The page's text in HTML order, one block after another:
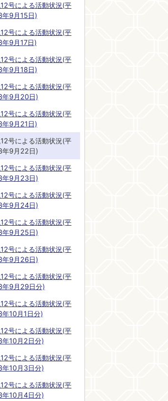
号による活動状況(平
年9月15日)
号による活動状況(平
年9月17日)
号による活動状況(平
年9月18日)
号による活動状況(平
年9月20日)
号による活動状況(平
年9月21日)
号による活動状況(平
年9月22日)
号による活動状況(平
年9月23日)
号による活動状況(平
年9月24日)
号による活動状況(平
年9月25日)
号による活動状況(平
年9月26日)
号による活動状況(平
年9月29日分)
号による活動状況(平
年10月1日分)
号による活動状況(平
年10月2日分)
号による活動状況(平
年10月3日分)
号による活動状況(平
年10月4日分)